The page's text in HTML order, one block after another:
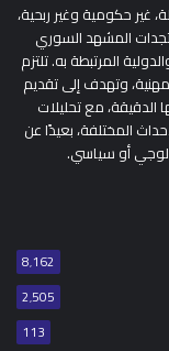
غير حكومية وغير ربحية،
المشهد السوري
المرتبطة به. تلتزم
وتهدف إلى تقديم
الدقيقة، مع تحليلات
المختلفة، بعيدًا عن
أو سياسي.
8٬162
2٬505
113